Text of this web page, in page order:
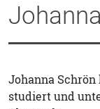
Johanna
studiert und